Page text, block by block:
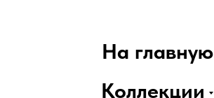
На главную
Коллекции